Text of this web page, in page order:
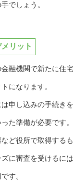
でしょう。
リット
融機関で新たに住
になります。
申し込みの手続き
た準備が必要です。
ど役所で取得する
に審査を受けるに
す。